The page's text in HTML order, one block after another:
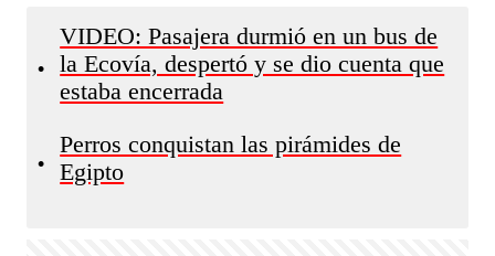
•
VIDEO: Pasajera durmió en un bus de
la Ecovía, despertó y se dio cuenta que
estaba encerrada
•
Perros conquistan las pirámides de
Egipto